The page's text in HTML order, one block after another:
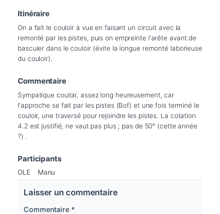
Itinéraire
On a fait le couloir à vue en faisant un circuit avec la
remonté par les pistes, puis on empreinte l'arête avant de
basculer dans le couloir (évite la longue remonté laborieuse
du couloir).
Commentaire
Sympatique couloir, assez long heureusement, car
l'approche se fait par les pistes (Bof) et une fois terminé le
couloir, une traversé pour rejoindre les pistes. La cotation
4.2 est justifié, ne vaut pas plus ; pas de 50° (cette année
?) .
Participants
OLE Manu
Laisser un commentaire
Commentaire *